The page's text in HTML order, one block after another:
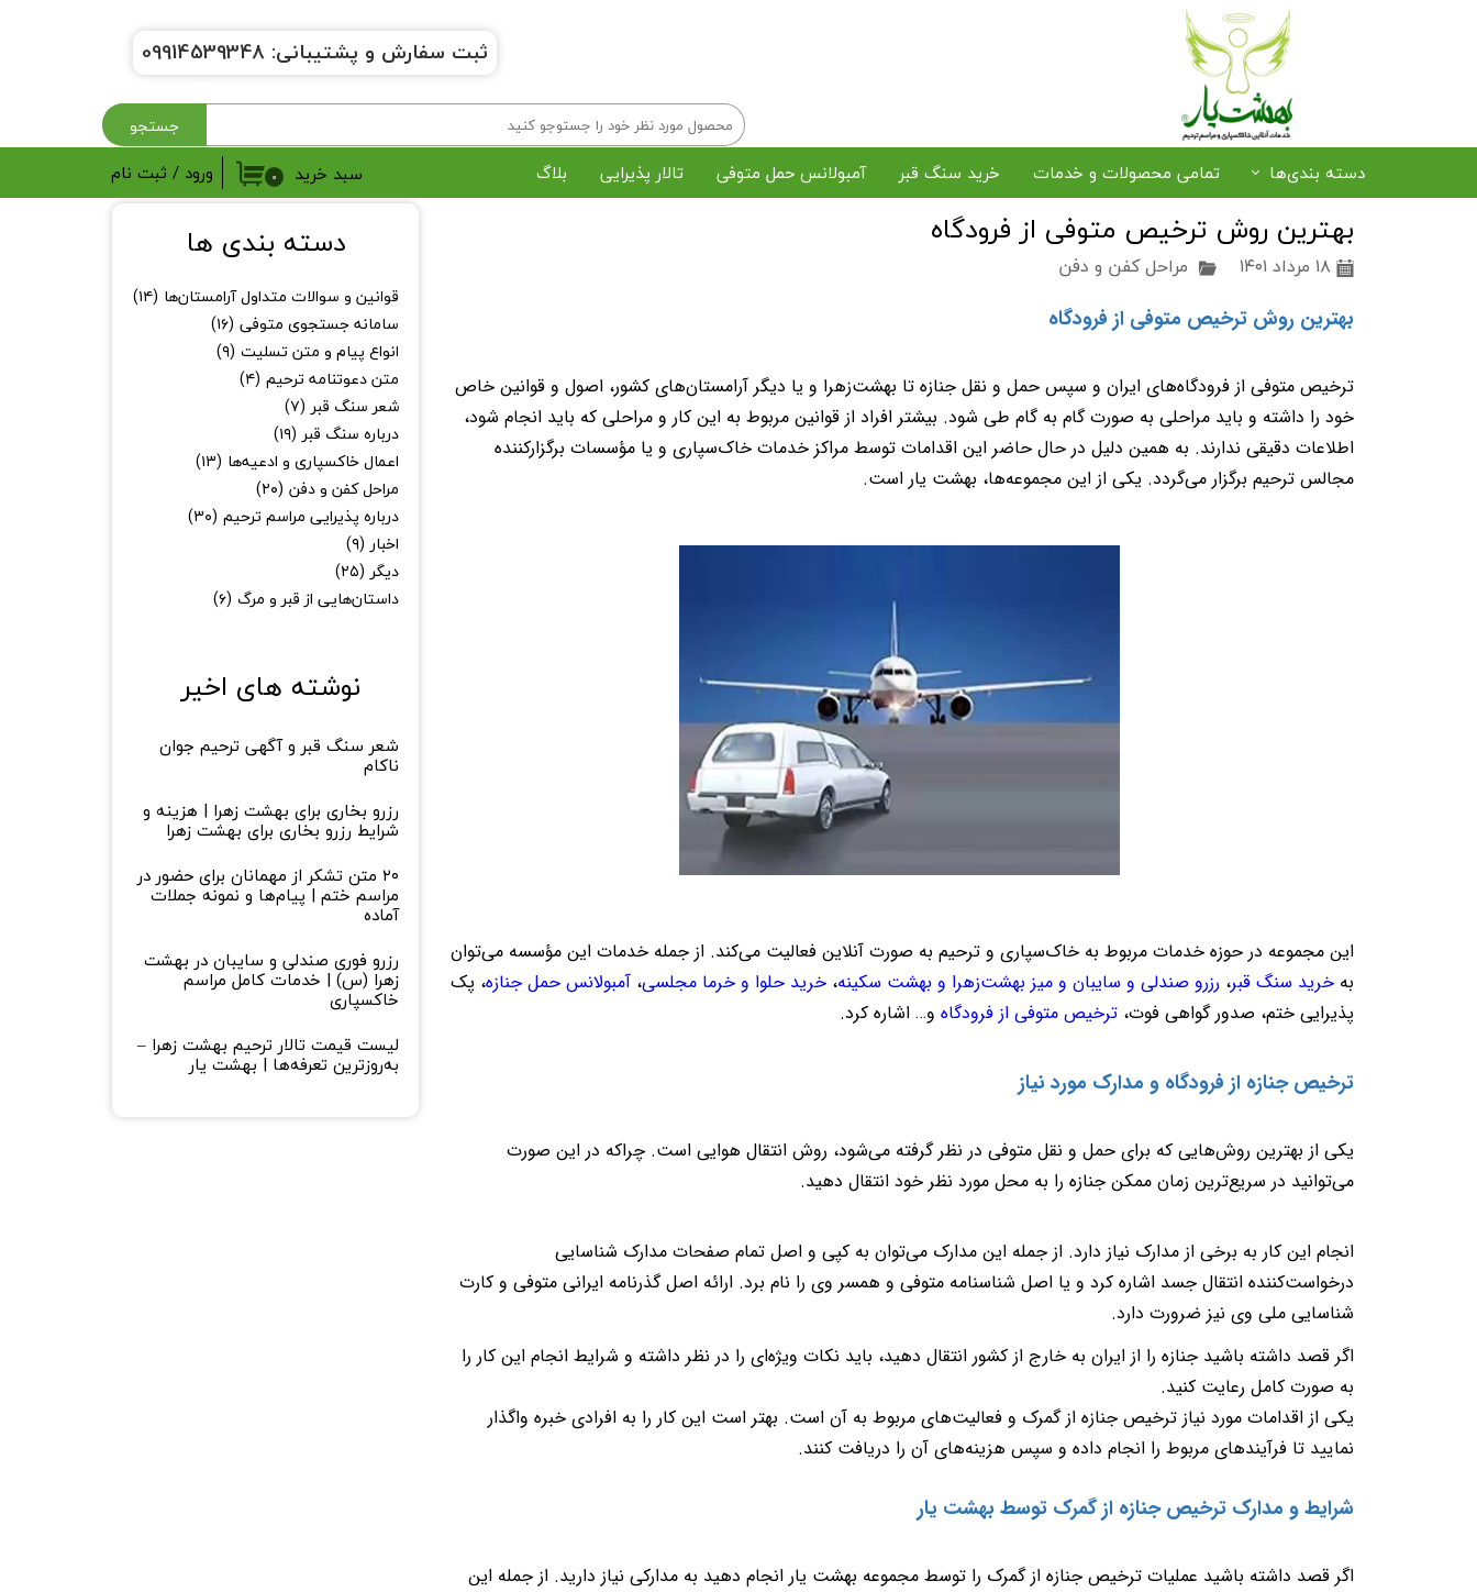
جستجو
دسته بندی‌ها
رزرو صندلی و سایبان
خرید حلوا و خرما
ترخیص متوفی از فرودگاه
تمامی محصولات و خدمات خرید سنگ قبر آمبولانس حمل متوفی تالار پذیرایی بلاگ ۰ سبد خرید ورود / ثبت نام
تغییر گذر واژه
سفارشات
ثبت سفارش و پشتیبانی: 09914539348
بهترین روش ترخیص متوفی از فرودگاه
۱۸ مرداد ۱۴۰۱
مراحل کفن و دفن
بهترین روش ترخیص متوفی از فرودگاه
ترخیص متوفی از فرودگاه‌های ایران و سپس حمل و نقل جنازه تا بهشت‌زهرا و یا دیگر آرامستان‌های کشور، اصول و قوانین خاص
خود را داشته و باید مراحلی به‌ صورت گام‌ به‌ گام طی شود. بیشتر افراد از قوانین مربوط به این کار و مراحلی که باید انجام شود،
اطلاعات دقیقی ندارند. به‌ همین دلیل در حال حاضر این اقدامات توسط مراکز خدمات خاک‌سپاری و یا مؤسسات برگزارکننده
مجالس ترحیم برگزار می‌گردد. یکی از این مجموعه‌ها، بهشت یار است.
این مجموعه در حوزه خدمات مربوط به خاک‌سپاری و ترحیم به‌ صورت آنلاین فعالیت می‌کند. از جمله خدمات این مؤسسه می‌توان
به خرید سنگ قبر، رزرو صندلی و سایبان و میز بهشت‌زهرا و بهشت سکینه، خرید حلوا و خرما مجلسی، آمبولانس حمل جنازه، پک
پذیرایی ختم، صدور گواهی فوت، ترخیص متوفی از فرودگاه و… اشاره کرد.
ترخیص جنازه از فرودگاه و مدارک مورد نیاز
یکی از بهترین روش‌هایی که برای حمل و نقل متوفی در نظر گرفته می‌شود، روش انتقال هوایی است. چراکه در این‌ صورت
می‌توانید در سریع‌ترین زمان ممکن جنازه را به محل مورد نظر خود انتقال دهید.
انجام این کار به برخی از مدارک نیاز دارد. از جمله این مدارک می‌توان به کپی و اصل تمام صفحات مدارک شناسایی
درخواست‌کننده‌ انتقال جسد اشاره کرد و یا اصل شناسنامه متوفی و همسر وی را نام برد. ارائه اصل گذرنامه ایرانی متوفی و کارت
شناسایی ملی وی نیز ضرورت دارد.
اگر قصد داشته باشید جنازه را از ایران به خارج از کشور انتقال دهید، باید نکات ویژه‌ای را در نظر داشته و شرایط انجام این کار را
به‌ صورت کامل رعایت کنید.
یکی از اقدامات مورد نیاز ترخیص جنازه از گمرک و فعالیت‌های مربوط به آن است. بهتر است این کار را به افرادی خبره واگذار
نمایید تا فرآیندهای مربوط را انجام داده و سپس هزینه‌های آن را دریافت کنند.
شرایط و مدارک ترخیص جنازه از گمرک توسط بهشت یار
اگر قصد داشته باشید عملیات ترخیص جنازه از گمرک را توسط مجموعه بهشت یار انجام دهید به مدارکی نیاز دارید. از جمله این
نوشته های اخیر
شعر سنگ قبر و آگهی ترحیم جوان
ناکام
رزرو بخاری برای بهشت زهرا | هزینه و
شرایط رزرو بخاری برای بهشت زهرا
۲۰ متن تشکر از مهمانان برای حضور در
مراسم ختم | پیام‌ها و نمونه جملات
آماده
رزرو فوری صندلی و سایبان در بهشت
زهرا (س) | خدمات کامل مراسم
خاکسپاری
لیست قیمت تالار ترحیم بهشت زهرا –
به‌روزترین تعرفه‌ها | بهشت یار
دسته بندی ها
قوانین و سوالات متداول آرامستان‌ها (۱۴)
سامانه جستجوی متوفی (۱۶)
انواع پیام و متن تسلیت (۹)
متن دعوتنامه ترحیم (۴)
شعر سنگ قبر (۷)
درباره سنگ قبر (۱۹)
اعمال خاکسپاری و ادعیه‌ها (۱۳)
مراحل کفن و دفن (۲۰)
درباره پذیرایی مراسم ترحیم (۳۰)
اخبار (۹)
دیگر (۲۵)
داستان‌هایی از قبر و مرگ (۶)